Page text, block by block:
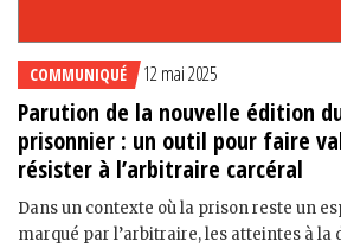
COMMUNIQUÉ 12 mai 2025
Parution de la nouvelle édition
prisonnier : un outil pour faire
résister à l’arbitraire carcéral
Dans un contexte où la prison reste un
marqué par l’arbitraire, les atteintes à la